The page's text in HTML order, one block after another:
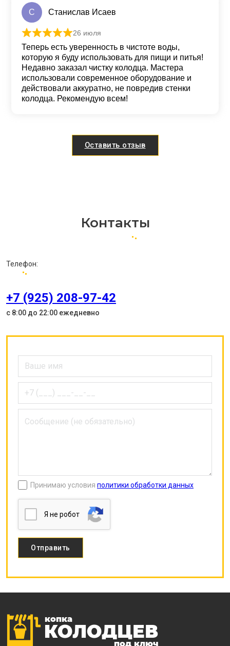
С Станислав Исаев
Оценка
26 июля
Теперь есть уверенность в чистоте воды,
которую я буду использовать для пищи и питья!
Недавно заказал чистку колодца. Мастера
использовали современное оборудование и
действовали аккуратно, не повредив стенки
колодца. Рекомендую всем!
Оставить отзыв
Контакты
Телефон:
+7 (925) 208-97-42
с 8:00 до 22:00 ежедневно
Принимаю условия политики обработки данных
Я нe poбoт